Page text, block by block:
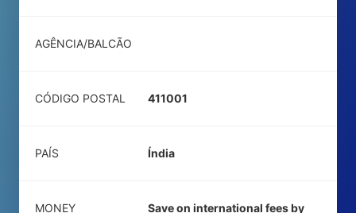
AGÊNCIA/BALCÃO
CÓDIGO POSTAL 411001
PAÍS Índia
MONEY
Save on international fees by